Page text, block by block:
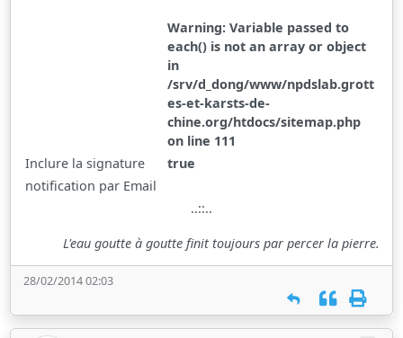
Warning: Variable passed to
each() is not an array or object
in
/srv/d_dong/www/npdslab.grott
es-et-karsts-de-
chine.org/htdocs/sitemap.php
on line 111
Inclure la signature
true
notification par Email
..::..
L'eau goutte à goutte finit toujours par percer la pierre.
28/02/2014 02:03